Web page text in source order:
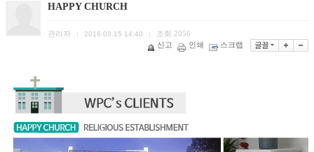
HAPPY CHURCH
관리자 2016.03.15 14:40 조회 2056
신고
인쇄 스크랩